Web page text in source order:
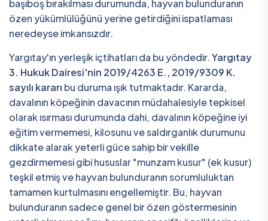
başıboş bırakılması durumunda, hayvan bulunduranın
özen yükümlülüğünü yerine getirdiğini ispatlaması
neredeyse imkansızdır.
Yargıtay'ın yerleşik içtihatları da bu yöndedir.Yargıtay
3. Hukuk Dairesi'nin 2019/4263 E., 2019/9309 K.
sayılı kararı bu duruma ışık tutmaktadır. Kararda,
davalının köpeğinin davacının müdahalesiyle tepkisel
olarak ısırması durumunda dahi, davalının köpeğine iyi
eğitim vermemesi, kilosunu ve saldırganlık durumunu
dikkate alarak yeterli güce sahip bir vekille
gezdirmemesi gibi hususlar "munzam kusur" (ek kusur)
teşkil etmiş ve hayvan bulunduranın sorumluluktan
tamamen kurtulmasını engellemiştir. Bu, hayvan
bulunduranın sadece genel bir özen göstermesinin